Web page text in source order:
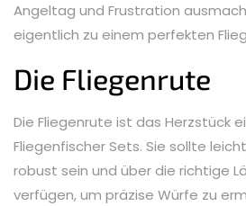
Angeltag und Frustration
eigentlich zu einem perfekten
Die Fliegenrute
Die Fliegenrute ist das Herzstück
Fliegenfischer Sets. Sie sollte
robust sein und über die richtige
verfügen, um präzise Würfe zu